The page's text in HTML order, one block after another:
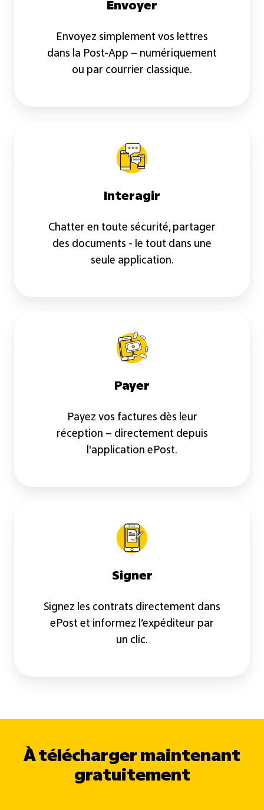
Envoyer
Envoyez simplement vos lettres
dans la Post-App – numériquement
ou par courrier classique.
Interagir
Chatter en toute sécurité, partager
des documents - le tout dans une
seule application.
Payer
Payez vos factures dès leur
réception – directement depuis
l'application ePost.
Signer
Signez les contrats directement dans
ePost et informez l’expéditeur par
un clic.
À télécharger maintenant
gratuitement